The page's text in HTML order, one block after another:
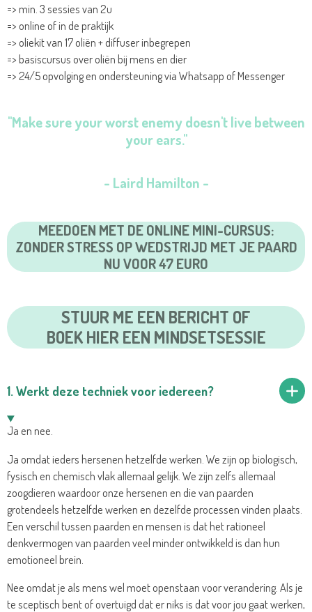
=> min. 3 sessies van 2u
=> online of in de praktijk
=> oliekit van 17 oliën + diffuser inbegrepen
=> basiscursus over oliën bij mens en dier
=> 24/5 opvolging en ondersteuning via Whatsapp of Messenger
"Make sure your worst enemy doesn't live between
your ears."
- Laird Hamilton -
MEEDOEN MET DE ONLINE MINI-CURSUS:
ZONDER STRESS OP WEDSTRIJD MET JE PAARD
NU VOOR 47 EURO
STUUR ME EEN BERICHT OF
BOEK HIER EEN MINDSETSESSIE
1. Werkt deze techniek voor iedereen?
Ja en nee.
Ja omdat ieders hersenen hetzelfde werken. We zijn op biologisch,
fysisch en chemisch vlak allemaal gelijk. We zijn zelfs allemaal
zoogdieren waardoor onze hersenen en die van paarden
grotendeels hetzelfde werken en dezelfde processen vinden plaats.
Een verschil tussen paarden en mensen is dat het rationeel
denkvermogen van paarden veel minder ontwikkeld is dan hun
emotioneel brein.
Nee omdat je als mens wel moet openstaan voor verandering. Als je
te sceptisch bent of overtuigd dat er niks is dat voor jou gaat werken,